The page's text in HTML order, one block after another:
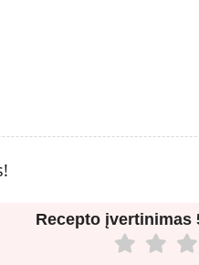
Recepto įvertinimas